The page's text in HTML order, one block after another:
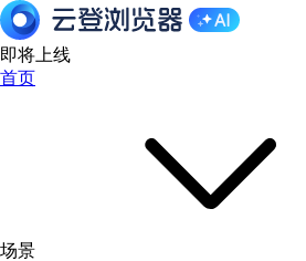
即将上线
首页
场景